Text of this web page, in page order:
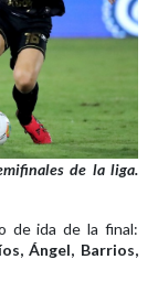
de la liga.
de ida de la final:
Ángel, Barrios,